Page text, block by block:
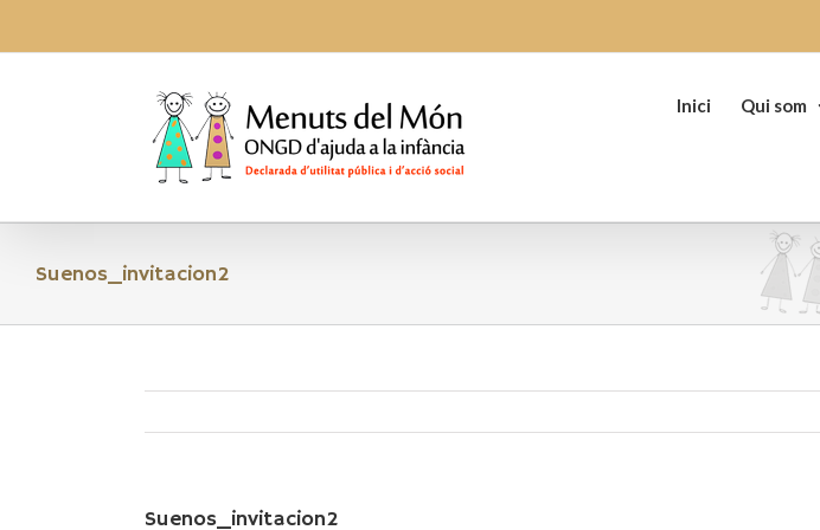
content
Inici
Qui som
Suenos_invitacion2
Suenos_invitacion2